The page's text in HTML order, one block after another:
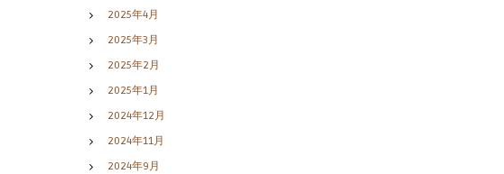
2025年4月
2025年3月
2025年2月
2025年1月
2024年12月
2024年11月
2024年9月